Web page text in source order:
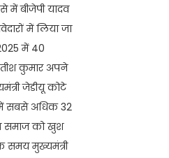
में बीजेपी यादव
में लिया जा
में 40
कुमार अपने
जेडीयू कोटे
सबसे अधिक 32
समाज को खुश
समय मुख्यमंत्री